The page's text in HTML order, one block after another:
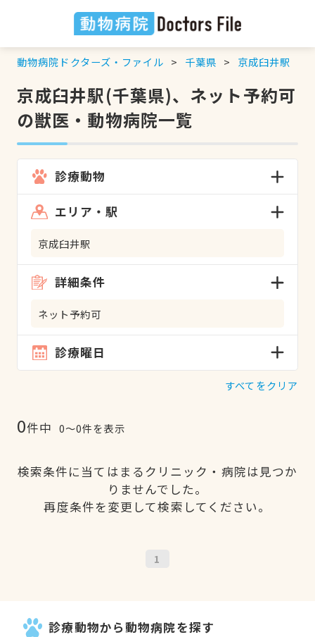
動物病院ドクターズ・ファイル 千葉県 京成臼井駅
京成臼井駅(千葉県)、ネット予約可
の獣医・動物病院一覧
診療動物
エリア・駅
京成臼井駅
詳細条件
ネット予約可
診療曜日
すべてをクリア
0件中 0〜0件を表示
検索条件に当てはまるクリニック・病院は見つか
りませんでした。
再度条件を変更して検索してください。
1
診療動物から動物病院を探す